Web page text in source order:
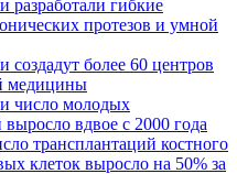
гибкие
протезов и умной
более 60 центров
медицины
число молодых
выросло вдвое с 2000 года
трансплантаций костного
клеток выросло на 50% за